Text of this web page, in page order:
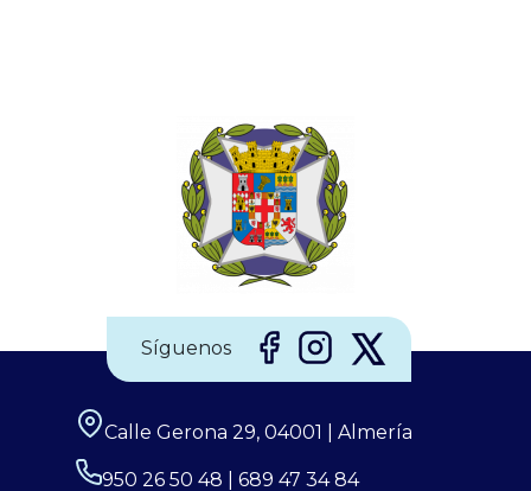
Síguenos
Calle Gerona 29, 04001 | Almería
950 26 50 48 | 689 47 34 84